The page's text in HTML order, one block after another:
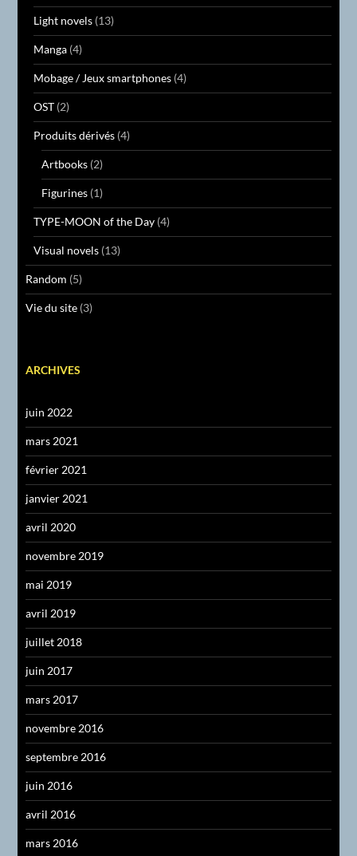
Light novels (13)
Manga (4)
Mobage / Jeux smartphones (4)
OST (2)
Produits dérivés (4)
Artbooks (2)
Figurines (1)
TYPE-MOON of the Day (4)
Visual novels (13)
Random (5)
Vie du site (3)
ARCHIVES
juin 2022
mars 2021
février 2021
janvier 2021
avril 2020
novembre 2019
mai 2019
avril 2019
juillet 2018
juin 2017
mars 2017
novembre 2016
septembre 2016
juin 2016
avril 2016
mars 2016